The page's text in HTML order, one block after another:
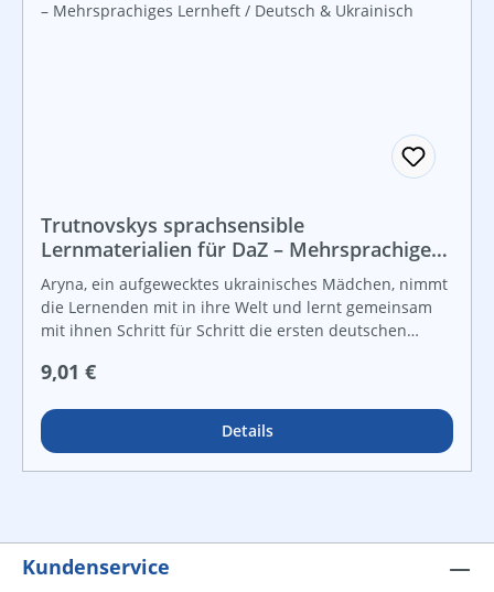
Trutnovskys sprachsensible
Lernmaterialien für DaZ – Mehrsprachiges
Lernheft / Deutsch & Ukrainisch
Aryna, ein aufgewecktes ukrainisches Mädchen, nimmt
die Lernenden mit in ihre Welt und lernt gemeinsam
mit ihnen Schritt für Schritt die ersten deutschen
Deutscherwerb für ukrainische Schülerinnen und
mehrsprachige Lernheft baut für ukrainische
Schülerinnen und Schüler über die Erstsprache
Ukrainisch eine Sprachbrücke zur Zweitsprache
und überträgt sie praxistauglich auf den
Schulunterricht. Der einheitliche und klar strukturierte
Regulärer Preis:
9,01 €
Details
Kundenservice